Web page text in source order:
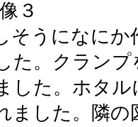
そうになに
た。クラン
した。ホタ
ました。隣